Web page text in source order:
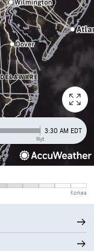
Nyt
3:30 AM EDT
Korkea